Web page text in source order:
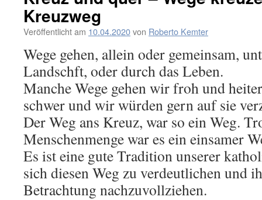
Kreuzweg
Veröffentlicht am 10.04.2020von Roberto Kemter
Wege gehen, allein oder gemeinsam,
Landschft, oder durch das Leben.
Manche Wege gehen wir froh und
schwer und wir würden gern auf sie
Der Weg ans Kreuz, war so ein Weg.
Menschenmenge war es ein einsamer
Es ist eine gute Tradition unserer
sich diesen Weg zu verdeutlichen und
Betrachtung nachzuvollziehen.